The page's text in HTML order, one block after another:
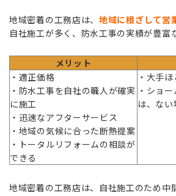
地域密着の工務店は、 地域に根ざして営
自社施工が多く、防水工事の実績が豊富
メリット
・適正価格
・防水工事を自社の職人が確実
に施工
・迅速なアフターサービス
・地域の気候に合った断熱提案
・トータルリフォームの相談が
できる
・大手
・ショ
は、な
地域密着の工務店は、自社施工のため中